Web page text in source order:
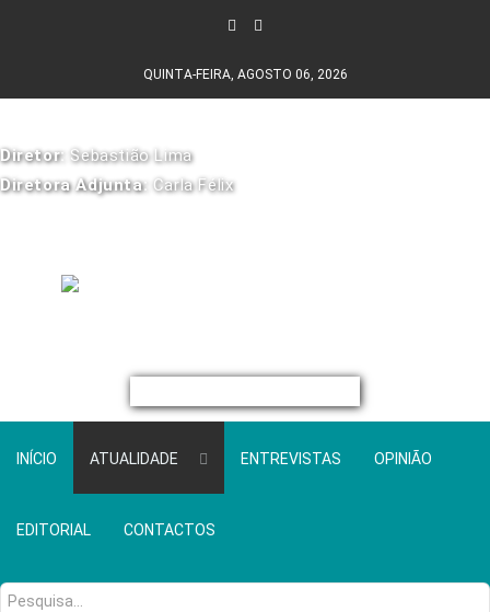
QUINTA-FEIRA, AGOSTO 06, 2026
Diretor: Sebastião Lima
Diretora Adjunta: Carla Félix
INÍCIO ATUALIDADE ENTREVISTAS OPINIÃO
EDITORIAL CONTACTOS
Pesquisa...